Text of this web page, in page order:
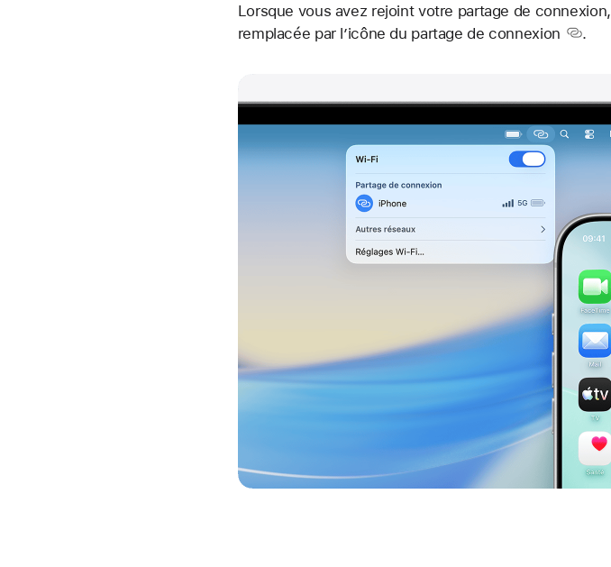
Lorsque vous avez rejoint votre partage de connexion,
remplacée par l’icône du partage de connexion .